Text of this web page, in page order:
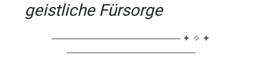
geistliche Fürsorge
──────────────────── ✦ ✧ ✦
────────────────────